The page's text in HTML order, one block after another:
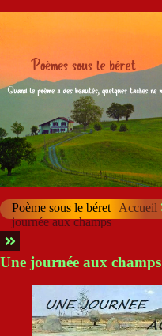
Poème sous le béret | Accueil
journée aux champs
Une journée aux champs